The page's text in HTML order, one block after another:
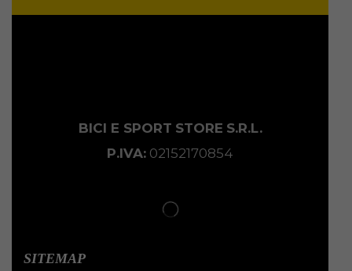
BICI E SPORT STORE S.R.L.
P.IVA: 02152170854
SITEMAP